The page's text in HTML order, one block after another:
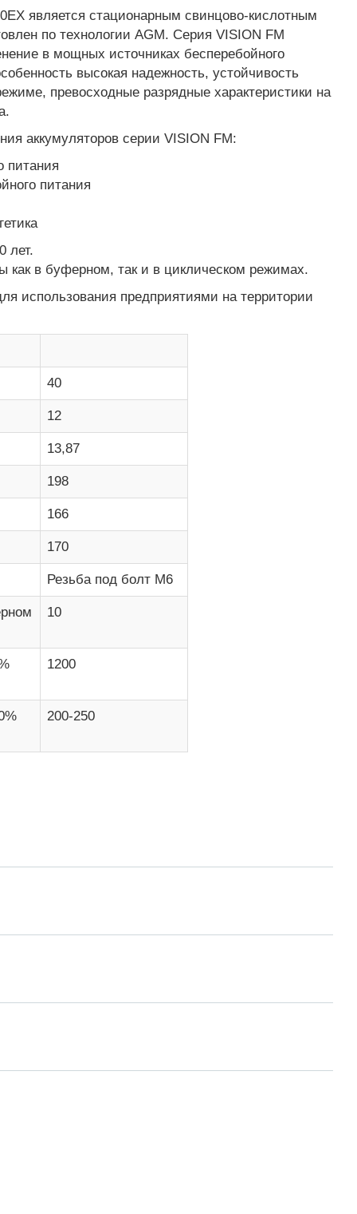
является стационарным свинцово-кислотным
по технологии AGM. Серия VISION FM
в мощных источниках бесперебойного
высокая надежность, устойчивость
превосходные разрядные характеристики на
аккумуляторов серии VISION FM:
питания
питания
лет.
как в буферном, так и в циклическом режимах.
использования предприятиями на территории
40
12
13,87
198
166
170
Резьба под болт М6
10
1200
200-250